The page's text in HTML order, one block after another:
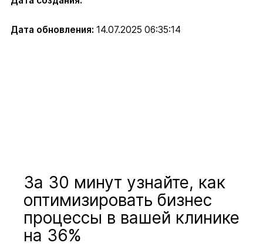
Дата обновления: 14.07.2025 06:35:14
За 30 минут узнайте, как
оптимизировать бизнес
процессы в вашей клинике
на 36%